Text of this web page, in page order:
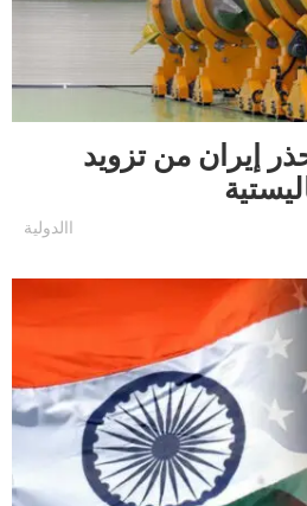
إيران من تزويد
االدولية